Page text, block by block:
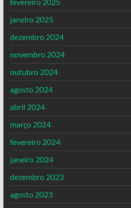
janeiro 2025
dezembro 2024
novembro 2024
outubro 2024
agosto 2024
abril 2024
março 2024
fevereiro 2024
janeiro 2024
dezembro 2023
agosto 2023